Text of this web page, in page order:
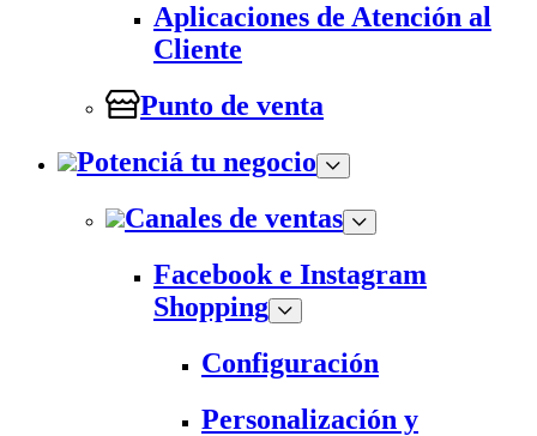
Aplicaciones de Atención al
Cliente
Punto de venta
Potenciá tu negocio
Canales de ventas
Facebook e Instagram
Shopping
Configuración
Personalización y